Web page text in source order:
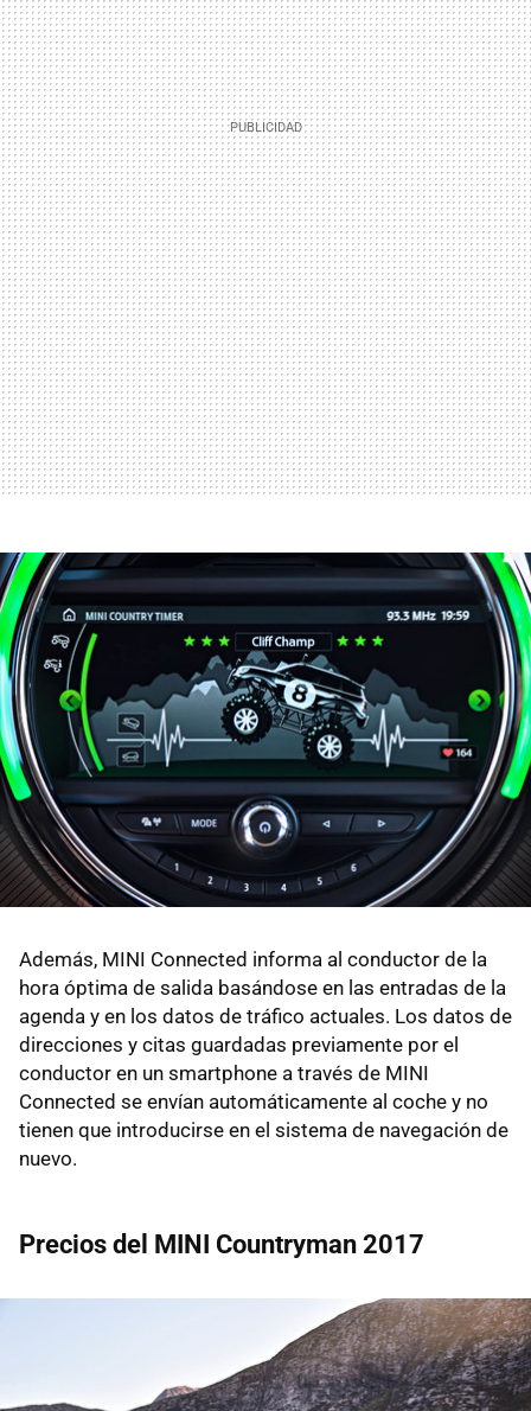
Además, MINI Connected informa al conductor de la
hora óptima de salida basándose en las entradas de la
agenda y en los datos de tráfico actuales. Los datos de
direcciones y citas guardadas previamente por el
conductor en un smartphone a través de MINI
Connected se envían automáticamente al coche y no
tienen que introducirse en el sistema de navegación de
nuevo.
Precios del MINI Countryman 2017